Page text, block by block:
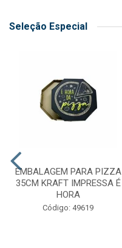
Seleção Especial
EMBALAGEM PARA PIZZA
35CM KRAFT IMPRESSA É
HORA
Código: 49619